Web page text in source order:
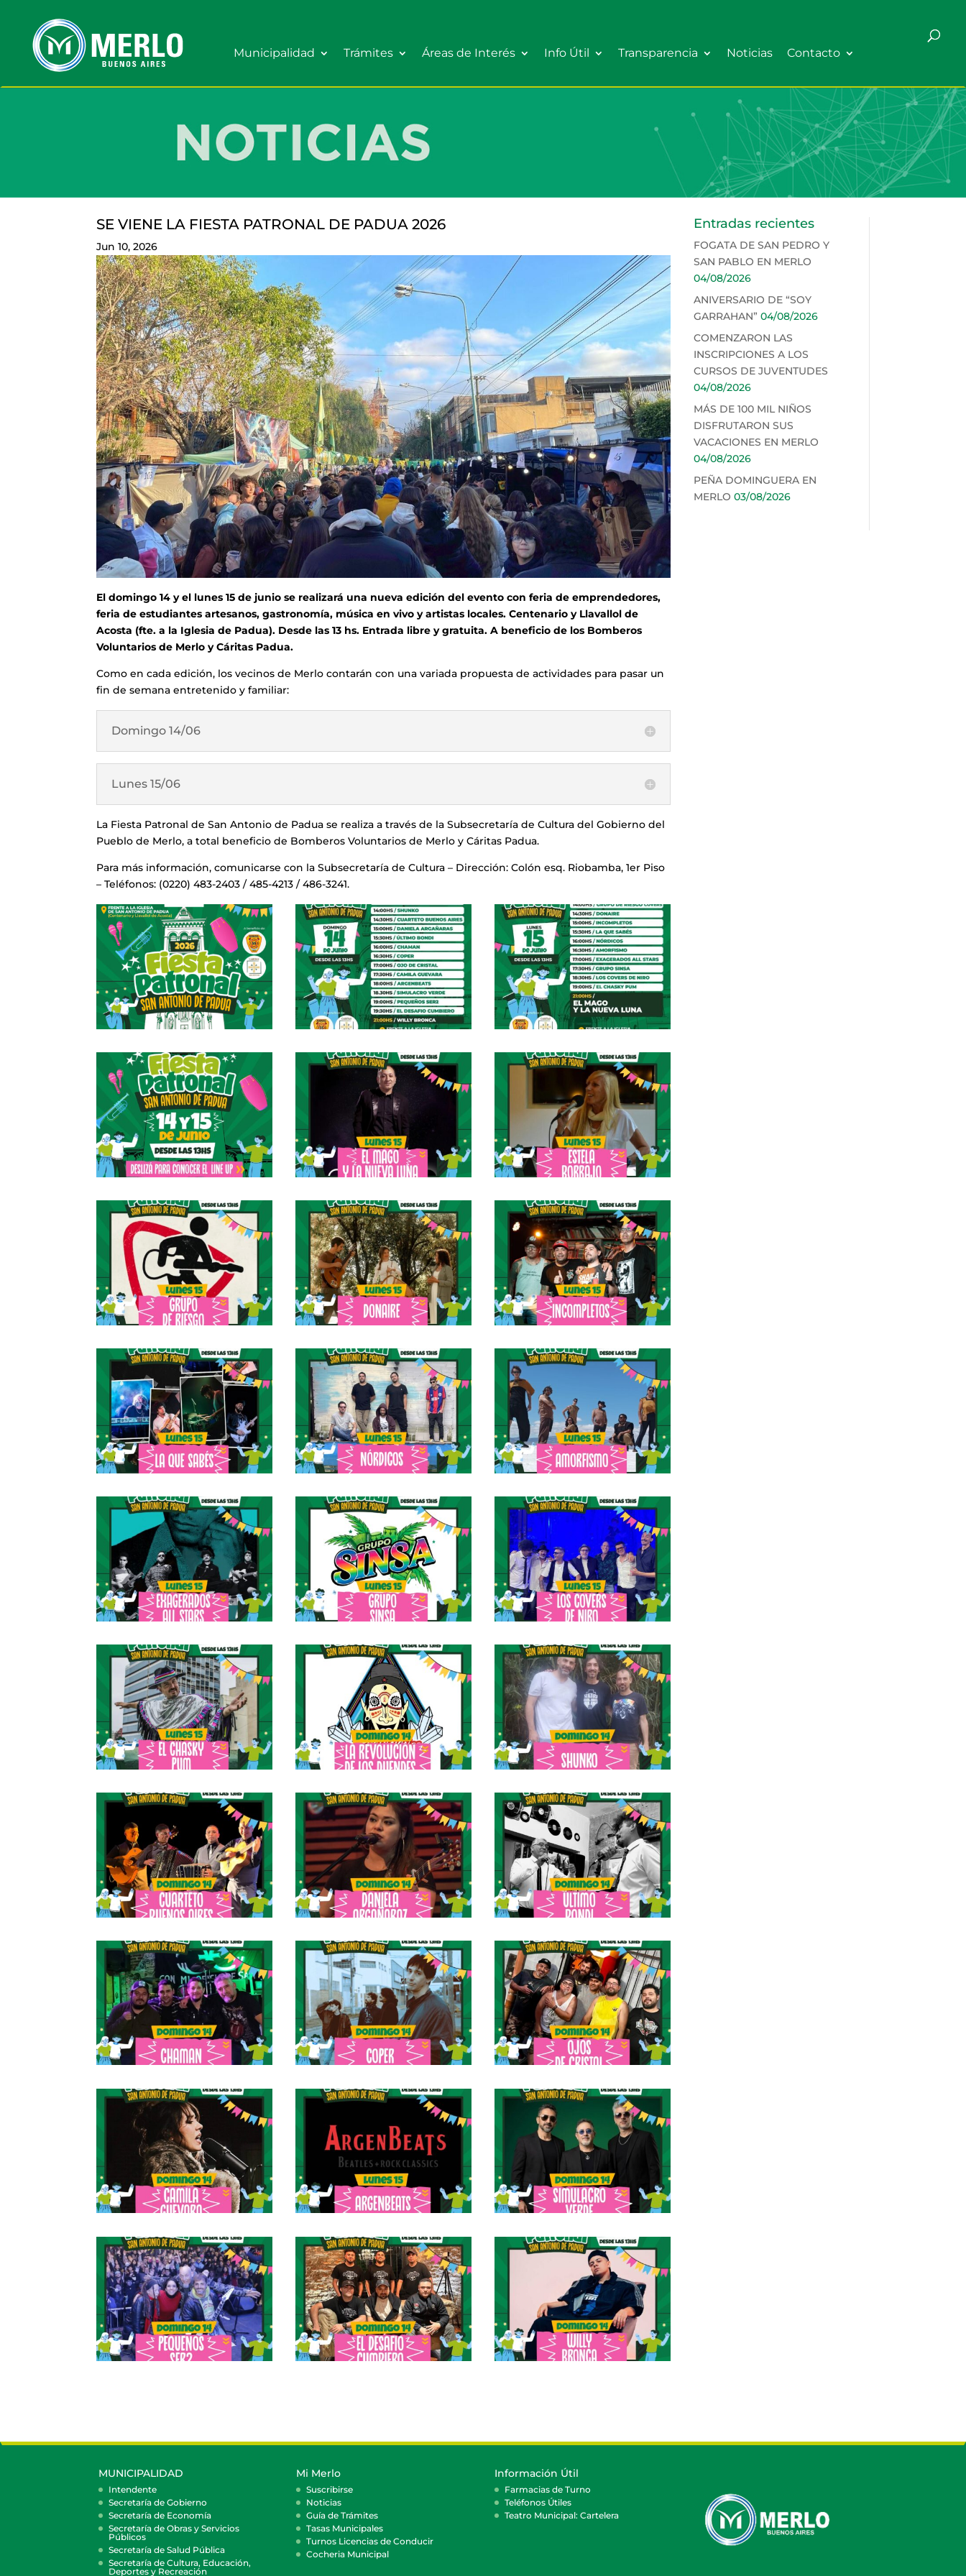
Municipalidad Trámites Áreas de Interés Info Útil Transparencia Noticias Contacto
SE VIENE LA FIESTA PATRONAL DE PADUA 2026
Jun 10, 2026
El domingo 14 y el lunes 15 de junio se realizará una nueva edición del evento con feria de emprendedores,
feria de estudiantes artesanos, gastronomía, música en vivo y artistas locales. Centenario y Llavallol de
Acosta (fte. a la Iglesia de Padua). Desde las 13 hs. Entrada libre y gratuita. A beneficio de los Bomberos
Voluntarios de Merlo y Cáritas Padua.
Como en cada edición, los vecinos de Merlo contarán con una variada propuesta de actividades para pasar un
fin de semana entretenido y familiar:
Domingo 14/06
Lunes 15/06
La Fiesta Patronal de San Antonio de Padua se realiza a través de la Subsecretaría de Cultura del Gobierno del
Pueblo de Merlo, a total beneficio de Bomberos Voluntarios de Merlo y Cáritas Padua.
Para más información, comunicarse con la Subsecretaría de Cultura – Dirección: Colón esq. Riobamba, 1er Piso
– Teléfonos: (0220) 483-2403 / 485-4213 / 486-3241.
Entradas recientes
FOGATA DE SAN PEDRO Y
SAN PABLO EN MERLO
04/08/2026
ANIVERSARIO DE “SOY
GARRAHAN” 04/08/2026
COMENZARON LAS
INSCRIPCIONES A LOS
CURSOS DE JUVENTUDES
04/08/2026
MÁS DE 100 MIL NIÑOS
DISFRUTARON SUS
VACACIONES EN MERLO
04/08/2026
PEÑA DOMINGUERA EN
MERLO 03/08/2026
MUNICIPALIDAD
Intendente
Secretaría de Gobierno
Secretaría de Economía
Secretaría de Obras y Servicios
Públicos
Secretaría de Salud Pública
Secretaría de Cultura, Educación,
Deportes y Recreación
Mi Merlo
Suscribirse
Noticias
Guía de Trámites
Tasas Municipales
Turnos Licencias de Conducir
Cocheria Municipal
Información Útil
Farmacias de Turno
Teléfonos Útiles
Teatro Municipal: Cartelera